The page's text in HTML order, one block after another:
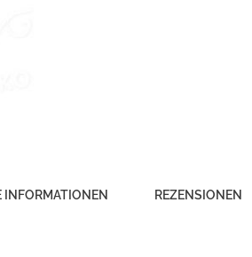
INFORMATIONEN REZENSIONEN